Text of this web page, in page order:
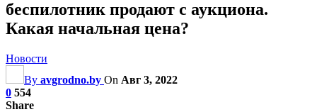
беспилотник продают с аукциона.
Какая начальная цена?
Новости
By avgrodno.by On Авг 3, 2022
0 554
Share